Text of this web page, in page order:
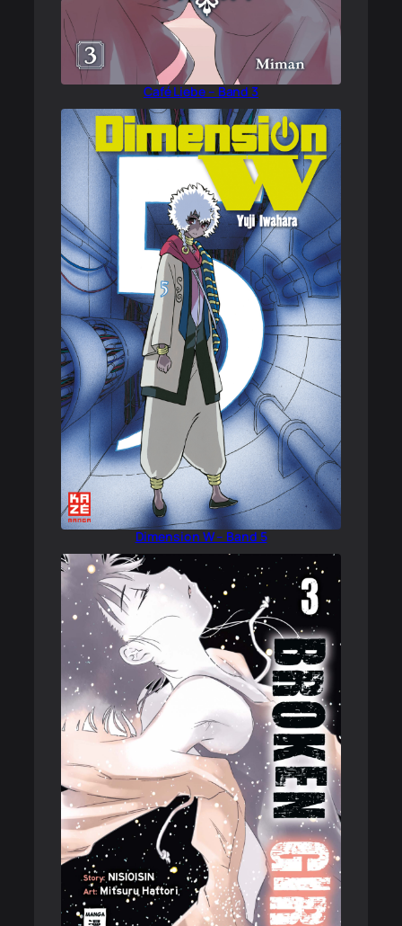
Café Liebe – Band 3
Dimension W – Band 5